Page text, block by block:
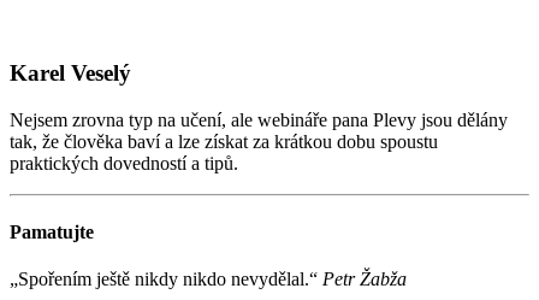
Karel Veselý
Nejsem zrovna typ na učení, ale webináře pana Plevy jsou dělány
tak, že člověka baví a lze získat za krátkou dobu spoustu
praktických dovedností a tipů.
Pamatujte
„Spořením ještě nikdy nikdo nevydělal.“ Petr Žabža